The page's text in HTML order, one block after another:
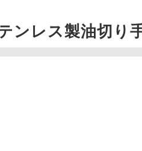
ンレス製油切り